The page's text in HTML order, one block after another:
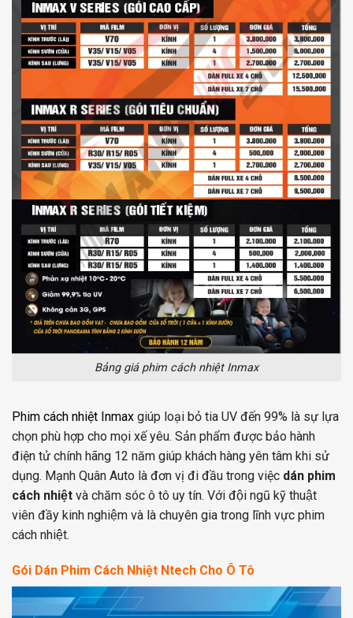
Bảng giá phim cách nhiệt Inmax
Phim cách nhiệt Inmax giúp loại bỏ tia UV đến 99% là sự lựa
chọn phù hợp cho mọi xế yêu. Sản phẩm được bảo hành
điện tử chính hãng 12 năm giúp khách hàng yên tâm khi sử
dụng. Mạnh Quân Auto là đơn vị đi đầu trong việc dán phim
cách nhiệt và chăm sóc ô tô uy tín. Với đội ngũ kỹ thuật
viên đầy kinh nghiệm và là chuyên gia trong lĩnh vực phim
cách nhiệt.
Gói Dán Phim Cách Nhiệt Ntech Cho Ô Tô